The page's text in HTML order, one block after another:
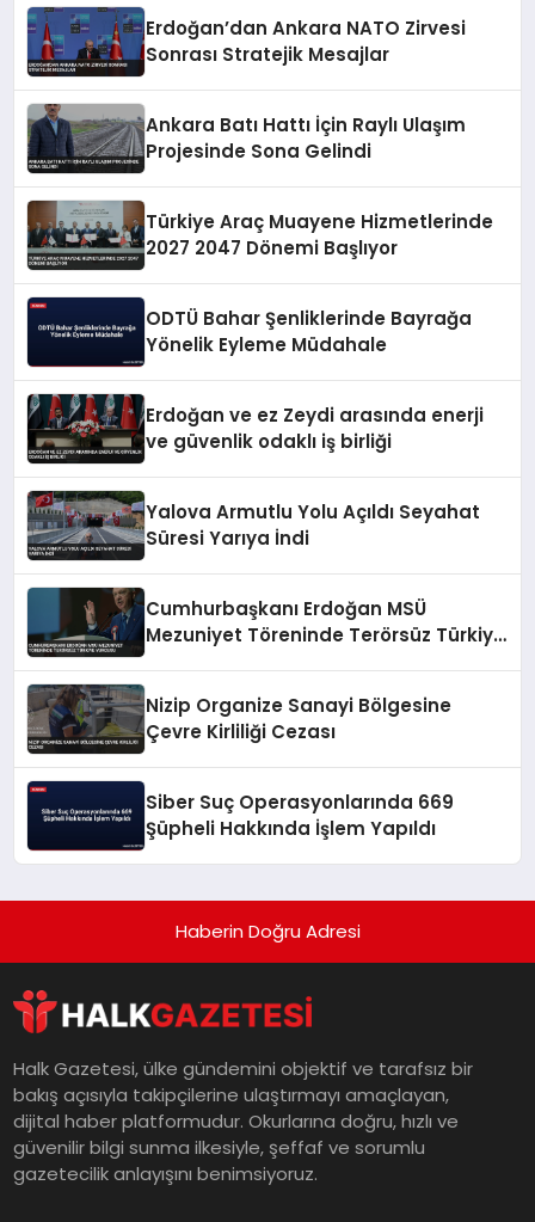
Erdoğan’dan Ankara NATO Zirvesi
Sonrası Stratejik Mesajlar
Ankara Batı Hattı İçin Raylı Ulaşım
Projesinde Sona Gelindi
Türkiye Araç Muayene Hizmetlerinde
2027 2047 Dönemi Başlıyor
ODTÜ Bahar Şenliklerinde Bayrağa
Yönelik Eyleme Müdahale
Erdoğan ve ez Zeydi arasında enerji
ve güvenlik odaklı iş birliği
Yalova Armutlu Yolu Açıldı Seyahat
Süresi Yarıya İndi
Cumhurbaşkanı Erdoğan MSÜ
Mezuniyet Töreninde Terörsüz Türkiye
Nizip Organize Sanayi Bölgesine
Çevre Kirliliği Cezası
Siber Suç Operasyonlarında 669
Şüpheli Hakkında İşlem Yapıldı
Haberin Doğru Adresi
Halk Gazetesi, ülke gündemini objektif ve tarafsız bir
bakış açısıyla takipçilerine ulaştırmayı amaçlayan,
dijital haber platformudur. Okurlarına doğru, hızlı ve
güvenilir bilgi sunma ilkesiyle, şeffaf ve sorumlu
gazetecilik anlayışını benimsiyoruz.